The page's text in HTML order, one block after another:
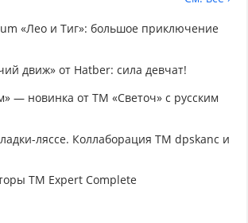
«Лео и Тиг»: большое приключение
движ» от Hatber: сила девчат!
— новинка от ТМ «Светоч» с русским
ляссе. Коллаборация TM dpskanc и
ТМ Expert Complete